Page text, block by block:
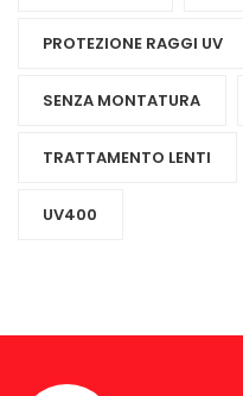
PROTEZIONE RAGGI UV
SENZA MONTATURA
TRATTAMENTO LENTI
UV400